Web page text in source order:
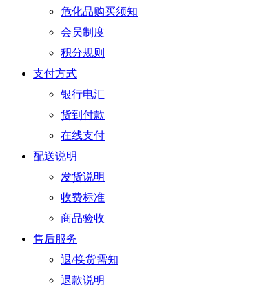
危化品购买须知
会员制度
积分规则
支付方式
银行电汇
货到付款
在线支付
配送说明
发货说明
收费标准
商品验收
售后服务
退/换货需知
退款说明